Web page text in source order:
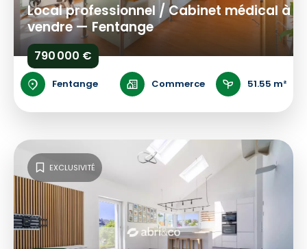
Local professionnel / Cabinet médical à
vendre — Fentange
790 000 €
Fentange Commerce 51.55 m²
EXCLUSIVITÉ